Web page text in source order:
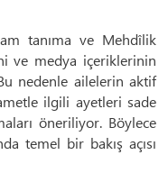
tanıma ve Mehdîlik
ve medya içeriklerinin
nedenle ailelerin aktif
ilgili ayetleri sade
öneriliyor. Böylece
temel bir bakış açısı